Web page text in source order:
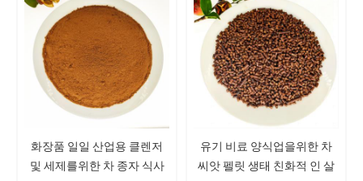
화장품 일일 산업용 클렌저
및 세제를위한 차 종자 식사
유기 비료 양식업을위한 차
씨앗 펠릿 생태 친화적 인 살